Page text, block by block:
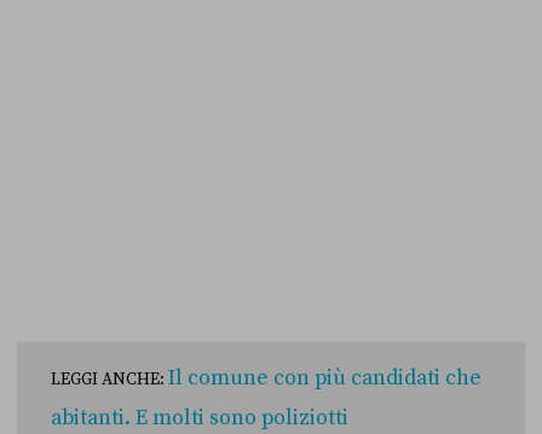
LEGGI ANCHE: Il comune con più candidati che
abitanti. E molti sono poliziotti